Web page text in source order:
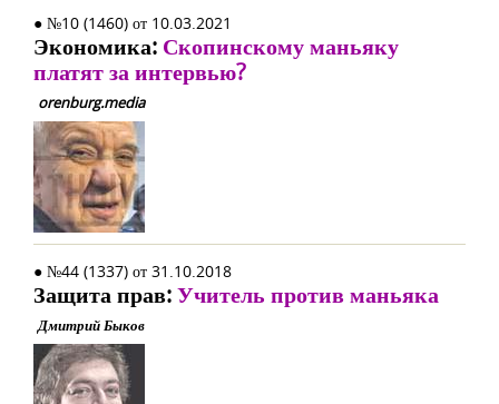
● №10 (1460) от 10.03.2021
Экономика: Скопинскому маньяку
платят за интервью?
orenburg.media
● №44 (1337) от 31.10.2018
Защита прав:Учитель против маньяка
Дмитрий Быков